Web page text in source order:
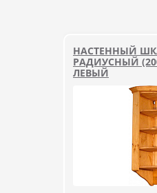
НАСТЕННЫЙ
РАДИУСНЫЙ
ЛЕВЫЙ